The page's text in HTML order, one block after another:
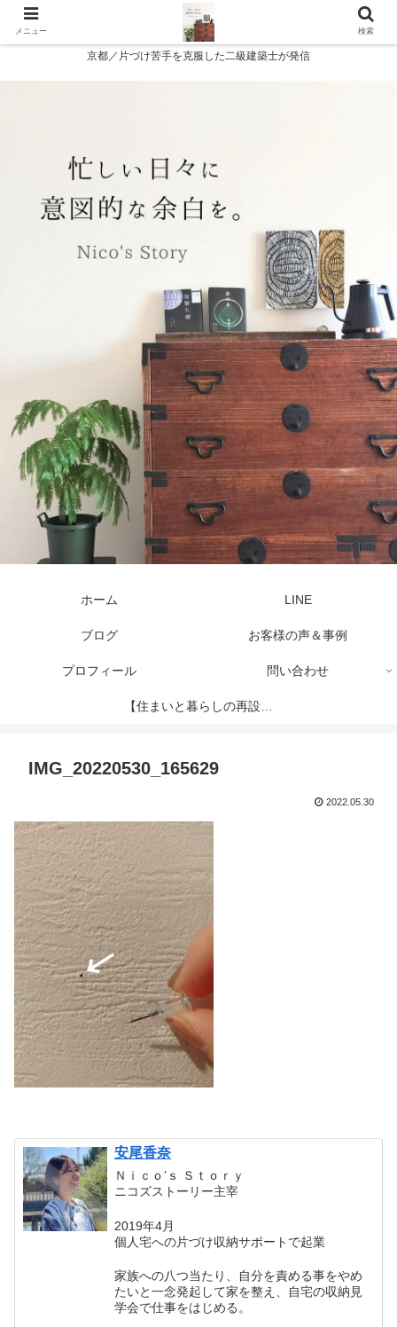
京都／片づけ苦手を克服した二級建築士が発信
ホーム LINE
ブログ お客様の声＆事例
プロフィール 問い合わせ
【住まいと暮らしの再設計
IMG_20220530_165629
2022.05.30
安尾香奈
Ｎｉｃｏ’ｓ Ｓｔｏｒｙ
ニコズストーリー主宰
2019年4月
個人宅への片づけ収納サポートで起業
家族への八つ当たり、自分を責める事をやめ
たいと一念発起して家を整え、自宅の収納見
学会で仕事をはじめる。
メニュー 検索